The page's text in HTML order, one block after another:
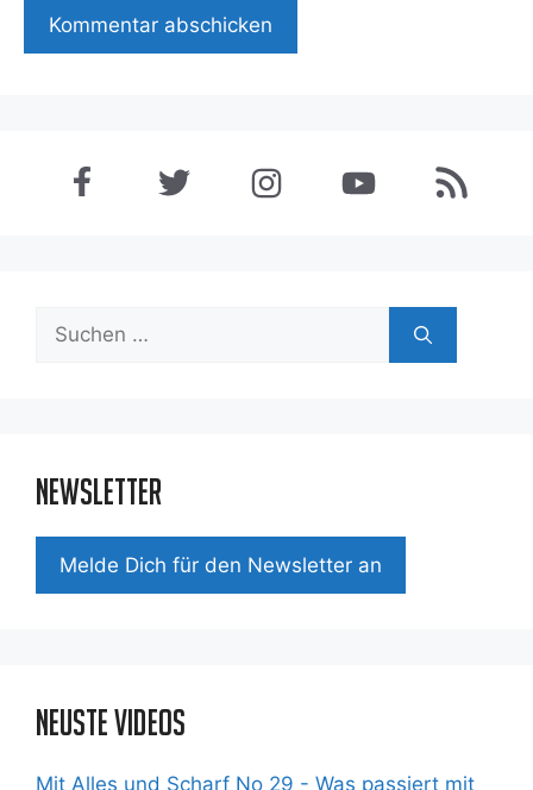
Suchen
Newsletter
Mel­de Dich für den News­let­ter an
Neuste Videos
Mit Alles und Scharf No 29 - Was passiert mit